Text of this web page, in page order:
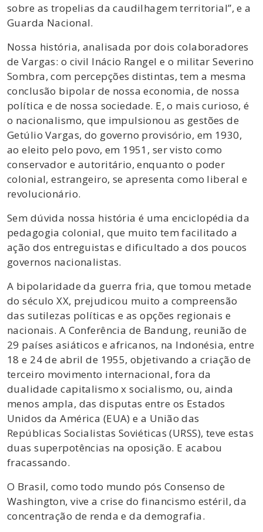
sobre as tropelias da caudilhagem territorial”, e a
Guarda Nacional.
Nossa história, analisada por dois colaboradores
de Vargas: o civil Inácio Rangel e o militar Severino
Sombra, com percepções distintas, tem a mesma
conclusão bipolar de nossa economia, de nossa
política e de nossa sociedade. E, o mais curioso, é
o nacionalismo, que impulsionou as gestões de
Getúlio Vargas, do governo provisório, em 1930,
ao eleito pelo povo, em 1951, ser visto como
conservador e autoritário, enquanto o poder
colonial, estrangeiro, se apresenta como liberal e
revolucionário.
Sem dúvida nossa história é uma enciclopédia da
pedagogia colonial, que muito tem facilitado a
ação dos entreguistas e dificultado a dos poucos
governos nacionalistas.
A bipolaridade da guerra fria, que tomou metade
do século XX, prejudicou muito a compreensão
das sutilezas políticas e as opções regionais e
nacionais. A Conferência de Bandung, reunião de
29 países asiáticos e africanos, na Indonésia, entre
18 e 24 de abril de 1955, objetivando a criação de
terceiro movimento internacional, fora da
dualidade capitalismo x socialismo, ou, ainda
menos ampla, das disputas entre os Estados
Unidos da América (EUA) e a União das
Repúblicas Socialistas Soviéticas (URSS), teve estas
duas superpotências na oposição. E acabou
fracassando.
O Brasil, como todo mundo pós Consenso de
Washington, vive a crise do financismo estéril, da
concentração de renda e da demografia.